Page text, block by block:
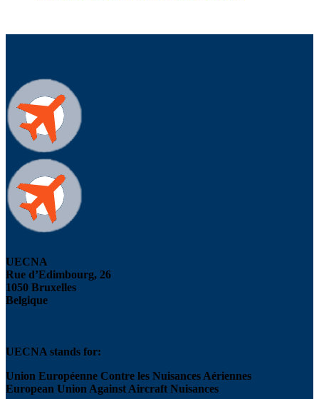
UECNA
Rue d’Edimbourg, 26
1050 Bruxelles
Belgique
UECNA stands for:
Union Européenne Contre les Nuisances Aériennes
European Union Against Aircraft Nuisances